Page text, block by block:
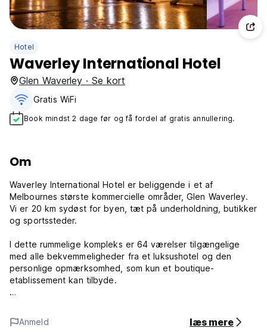
Hotel
Waverley International Hotel
Glen Waverley · Se kort
Gratis WiFi
Book mindst 2 dage før og få fordel af gratis annullering.
Om
Waverley International Hotel er beliggende i et af
Melbournes største kommercielle områder, Glen Waverley.
Vi er 20 km sydøst for byen, tæt på underholdning, butikker
og sportssteder.
I dette rummelige kompleks er 64 værelser tilgængelige
med alle bekvemmeligheder fra et luksushotel og den
personlige opmærksomhed, som kun et boutique-
etablissement kan tilbyde.
forretningsdistrikt, er vores rummelige, fuldt udstyrede og
servicerede konferencelokaler den perfekte ramme for
Anmeld læs mere